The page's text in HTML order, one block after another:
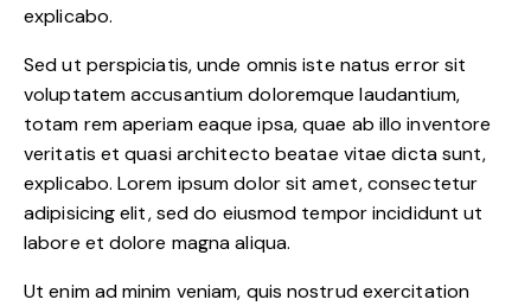
explicabo.
Sed ut perspiciatis, unde omnis iste natus error sit
voluptatem accusantium doloremque laudantium,
totam rem aperiam eaque ipsa, quae ab illo inventore
veritatis et quasi architecto beatae vitae dicta sunt,
explicabo. Lorem ipsum dolor sit amet, consectetur
adipisicing elit, sed do eiusmod tempor incididunt ut
labore et dolore magna aliqua.
Ut enim ad minim veniam, quis nostrud exercitation